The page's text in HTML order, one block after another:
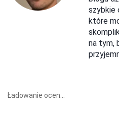
szybkie
które
na tym,
Ładowanie ocen...